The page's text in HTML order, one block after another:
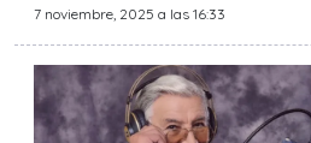
7 noviembre, 2025 a las 16:33